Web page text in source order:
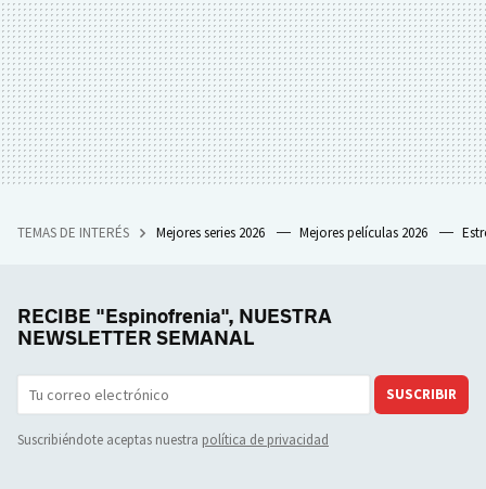
TEMAS DE INTERÉS Mejores series 2026 Mejores películas 2026
RECIBE "Espinofrenia", NUESTRA
NEWSLETTER SEMANAL
SUSCRIBIR
Suscribiéndote aceptas nuestra política de privacidad